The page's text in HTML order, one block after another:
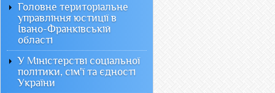
Головне територіальне
управління юстиції в
Івано-Франківській
області
У Міністерстві соціальної
політики, сім'ї та єдності
України